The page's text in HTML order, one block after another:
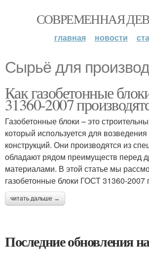
СОВРЕМЕННАЯ
главная новости
Сырьё для
Как газобетонные
31360-2007
Газобетонные блоки – это
который используется для возведения
конструкций. Они производятся из
обладают рядом преимуществ перед
материалами. В этой статье мы
газобетонные блоки ГОСТ 31360-2007
читать дальше →
Последние обновления